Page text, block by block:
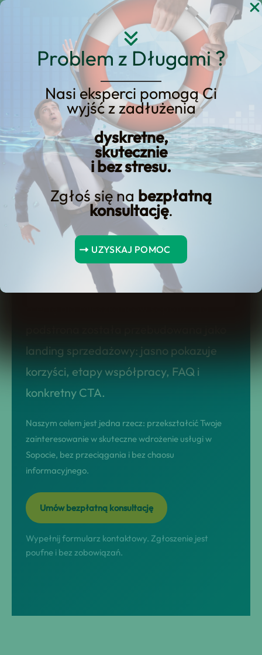
Problem z Długami ?
Nasi eksperci pomogą Ci
wyjść z zadłużenia
dyskretne,
skutecznie
i bez stresu.
Zgłoś się na bezpłatną
konsultację.
UZYSKAJ POMOC
Przejdź
KREDYT123.PL – OFERTA SPRZEDAŻOWA
Upadłość
Konsumencka w
Sopocie | Sprawdź
Naszą Ofertę dla
Mieszkańców Sopotu!
Szukasz rozwiązania typu upadłość
konsumencka w sopocie | sprawdź naszą
landing sprzedażowy: jasno pokazuje
korzyści, etapy współpracy, FAQ i
konkretny CTA.
Naszym celem jest jedna rzecz: przekształcić Twoje
zainteresowanie w skuteczne wdrożenie usługi w
Sopocie, bez przeciągania i bez chaosu
informacyjnego.
Umów bezpłatną konsultację
Wypełnij formularz kontaktowy. Zgłoszenie jest
poufne i bez zobowiązań.